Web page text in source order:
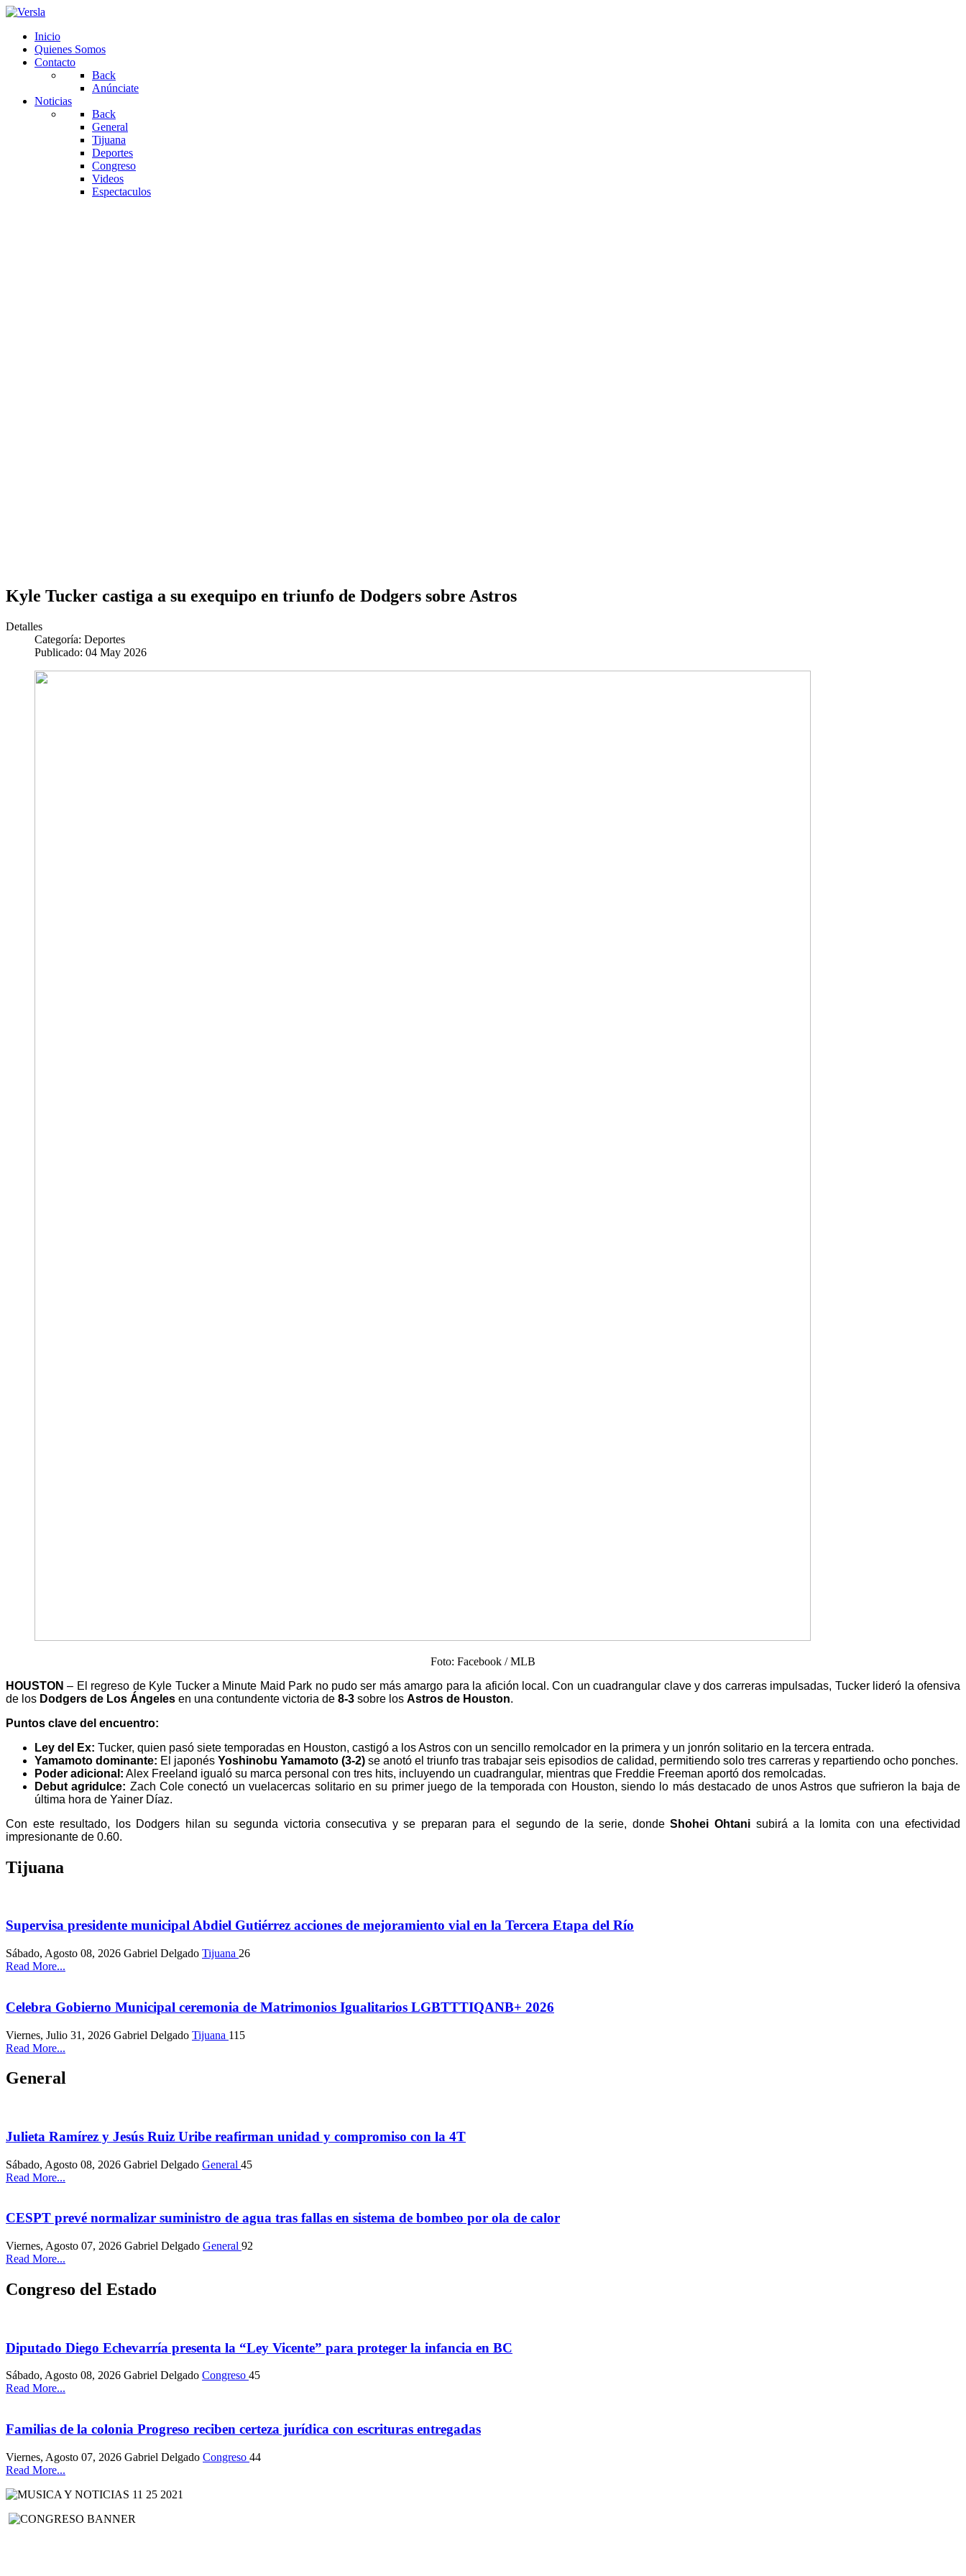
Inicio
Quienes Somos
Contacto
Back
Anúnciate
Noticias
Back
General
Tijuana
Deportes
Congreso
Videos
Espectaculos
Kyle Tucker castiga a su exequipo en triunfo de Dodgers sobre Astros
Detalles
Categoría: Deportes
Publicado: 04 May 2026
Foto: Facebook / MLB
HOUSTON – El regreso de Kyle Tucker a Minute Maid Park no pudo ser más amargo para la afición local. Con un cuadrangular clave y dos carreras impulsadas, Tucker lideró la ofensiva
de los Dodgers de Los Ángeles en una contundente victoria de 8-3 sobre los Astros de Houston.
Puntos clave del encuentro:
Ley del Ex: Tucker, quien pasó siete temporadas en Houston, castigó a los Astros con un sencillo remolcador en la primera y un jonrón solitario en la tercera entrada.
Yamamoto dominante: El japonés Yoshinobu Yamamoto (3-2) se anotó el triunfo tras trabajar seis episodios de calidad, permitiendo solo tres carreras y repartiendo ocho ponches.
Poder adicional: Alex Freeland igualó su marca personal con tres hits, incluyendo un cuadrangular, mientras que Freddie Freeman aportó dos remolcadas.
Debut agridulce: Zach Cole conectó un vuelacercas solitario en su primer juego de la temporada con Houston, siendo lo más destacado de unos Astros que sufrieron la baja de
última hora de Yainer Díaz.
Con este resultado, los Dodgers hilan su segunda victoria consecutiva y se preparan para el segundo de la serie, dondeShohei Ohtani subirá a la lomita con una efectividad
impresionante de 0.60.
Tijuana
Supervisa presidente municipal Abdiel Gutiérrez acciones de mejoramiento vial en la Tercera Etapa del Río
Sábado, Agosto 08, 2026 Gabriel Delgado Tijuana 26
Read More...
Celebra Gobierno Municipal ceremonia de Matrimonios Igualitarios LGBTTTIQANB+ 2026
Viernes, Julio 31, 2026 Gabriel Delgado Tijuana 115
Read More...
General
Julieta Ramírez y Jesús Ruiz Uribe reafirman unidad y compromiso con la 4T
Sábado, Agosto 08, 2026 Gabriel Delgado General 45
Read More...
CESPT prevé normalizar suministro de agua tras fallas en sistema de bombeo por ola de calor
Viernes, Agosto 07, 2026 Gabriel Delgado General 92
Read More...
Congreso del Estado
Diputado Diego Echevarría presenta la “Ley Vicente” para proteger la infancia en BC
Sábado, Agosto 08, 2026 Gabriel Delgado Congreso 45
Read More...
Familias de la colonia Progreso reciben certeza jurídica con escrituras entregadas
Viernes, Agosto 07, 2026 Gabriel Delgado Congreso 44
Read More...